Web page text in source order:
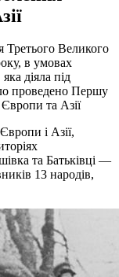
Третього Великого
в умовах
діяла під
проведено Першу
та Азії
і Азії,
та Батьківці —
13 народів,